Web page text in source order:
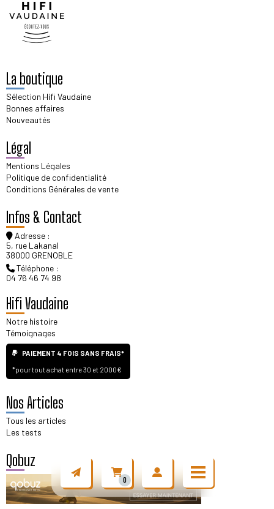
0
La boutique
Sélection Hifi Vaudaine
Bonnes affaires
Nouveautés
Légal
Mentions Légales
Politique de confidentialité
Conditions Générales de vente
Infos & Contact
Adresse :
5, rue Lakanal
38000 GRENOBLE
Téléphone :
04 76 46 74 98
Hifi Vaudaine
Notre histoire
Témoignages
PAIEMENT 4 FOIS SANS FRAIS*
*pour tout achat entre 30 et 2000€
Nos Articles
Tous les articles
Les tests
Qobuz